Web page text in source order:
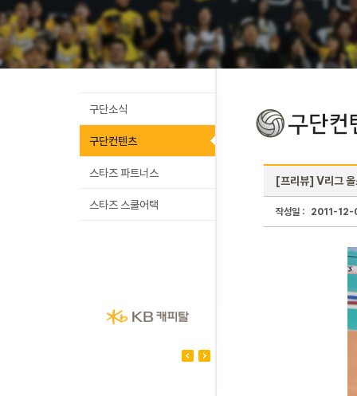
구단소식
구단컨텐츠
스타즈 파트너스
스타즈 스쿨어택
[프리뷰] V리그
작성일 : 2011-12-